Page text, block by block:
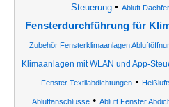
Steuerung • Abluft
Fensterdurchführung für
Zubehör Fensterklimaanlagen
Klimaanlagen mit WLAN und App-
Fenster Textilabdichtungen •
Abluftanschlüsse• Abluft Fenster